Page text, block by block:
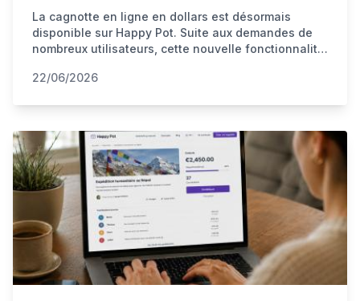
La cagnotte en ligne en dollars est désormais
disponible sur Happy Pot. Suite aux demandes de
nombreux utilisateurs, cette nouvelle fonctionnalité
voyages, les projets solidaires et les événements
22/06/2026